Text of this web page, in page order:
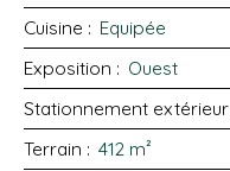
Cuisine : Equipée
Exposition : Ouest
Stationnement extérieur
Terrain : 412 m²